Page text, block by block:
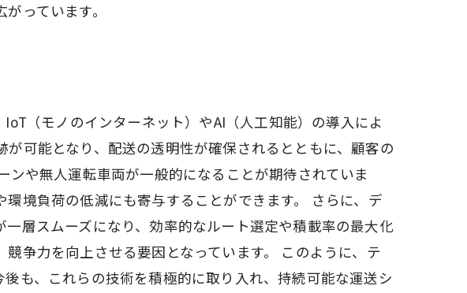
っています。
（モノのインターネット）やAI（人工知能）の導入によ
可能となり、配送の透明性が確保されるとともに、顧客の
や無人運転車両が一般的になることが期待されていま
境負荷の低減にも寄与することができます。 さらに、デ
層スムーズになり、効率的なルート選定や積載率の最大化
争力を向上させる要因となっています。 このように、テ
も、これらの技術を積極的に取り入れ、持続可能な運送シ